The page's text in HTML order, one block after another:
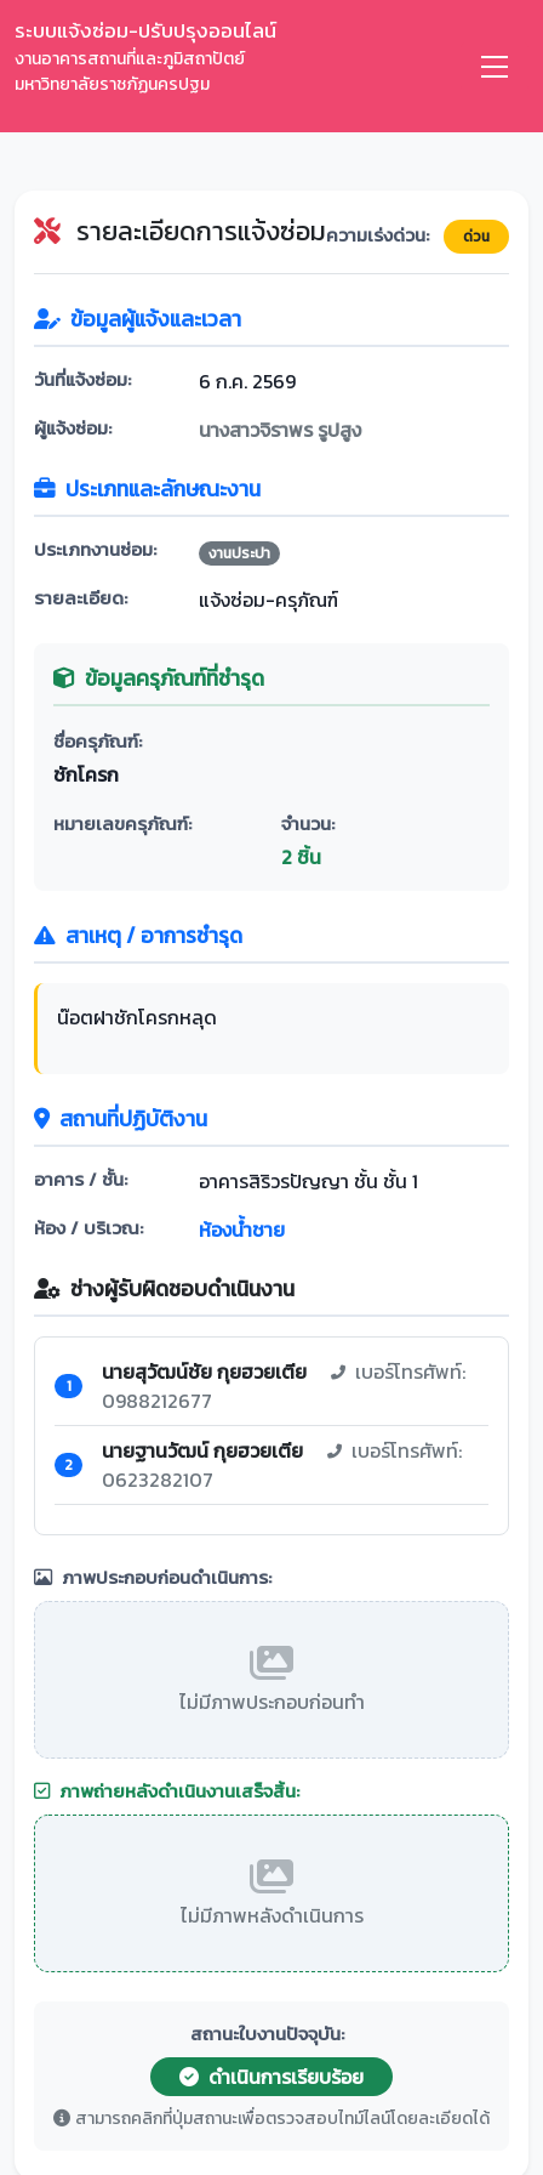
ระบบแจ้งซ่อม-ปรับปรุงออนไลน์
งานอาคารสถานที่และภูมิสถาปัตย์
มหาวิทยาลัยราชภัฏนครปฐม
รายละเอียดการแจ้งซ่อมความเร่งด่วน: ด่วน
ข้อมูลผู้แจ้งและเวลา
วันที่แจ้งซ่อม: 6 ก.ค. 2569
ผู้แจ้งซ่อม: นางสาวจิราพร รูปสูง
ประเภทและลักษณะงาน
ประเภทงานซ่อม: งานประปา
รายละเอียด: แจ้งซ่อม-ครุภัณฑ์
ข้อมูลครุภัณฑ์ที่ชำรุด
ชื่อครุภัณฑ์:
ชักโครก
หมายเลขครุภัณฑ์: จำนวน:
2 ชิ้น
สาเหตุ / อาการชำรุด
น๊อตฝาชักโครกหลุด
สถานที่ปฏิบัติงาน
อาคาร / ชั้น: อาคารสิริวรปัญญา ชั้น ชั้น 1
ห้อง / บริเวณ: ห้องน้ำชาย
ช่างผู้รับผิดชอบดำเนินงาน
1 นายสุวัฒน์ชัย กุยฮวยเตีย
เบอร์โทรศัพท์:
0988212677
2 นายฐานวัฒน์ กุยฮวยเตีย
เบอร์โทรศัพท์:
0623282107
ภาพประกอบก่อนดำเนินการ:
ไม่มีภาพประกอบก่อนทำ
ภาพถ่ายหลังดำเนินงานเสร็จสิ้น:
ไม่มีภาพหลังดำเนินการ
สถานะใบงานปัจจุบัน:
ดำเนินการเรียบร้อย
สามารถคลิกที่ปุ่มสถานะเพื่อตรวจสอบไทม์ไลน์โดยละเอียดได้